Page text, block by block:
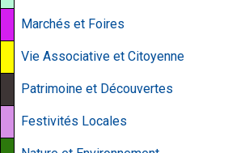
Marchés et Foires
Vie Associative et Citoyenne
Patrimoine et Découvertes
Festivités Locales